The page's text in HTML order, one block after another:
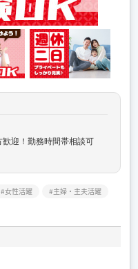
迎！勤務時間帯相談可
女性活躍
主婦・主夫活躍